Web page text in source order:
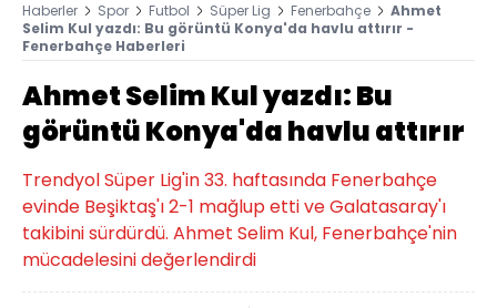
Haberler Spor Futbol Süper Lig Fenerbahçe
Ahmet
Selim Kul yazdı: Bu görüntü Konya'da havlu attırır -
Fenerbahçe Haberleri
Ahmet Selim Kul yazdı: Bu
görüntü Konya'da havlu attırır
Trendyol Süper Lig'in 33. haftasında Fenerbahçe
evinde Beşiktaş'ı 2-1 mağlup etti ve Galatasaray'ı
takibini sürdürdü. Ahmet Selim Kul, Fenerbahçe'nin
mücadelesini değerlendirdi